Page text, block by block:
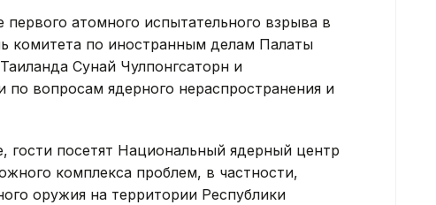
атомного испытательного взрыва в
комитета по иностранным делам Палаты
Сунай Чулпонгсаторн и
вопросам ядерного нераспространения и
гости посетят Национальный ядерный центр
комплекса проблем, в частности,
оружия на территории Республики